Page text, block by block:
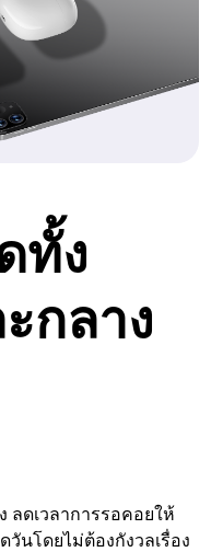
ทั้ง
กลาง
ลดเวลาการรอคอยให้
นโดยไม่ต้องกังวลเรื่อง